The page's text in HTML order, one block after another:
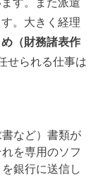
。大きく経理
め（財務諸表作
せられる仕事は
など）書類が
を専用のソフ
銀行に送信し